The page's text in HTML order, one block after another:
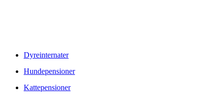
Dyreinternater
Hundepensioner
Kattepensioner